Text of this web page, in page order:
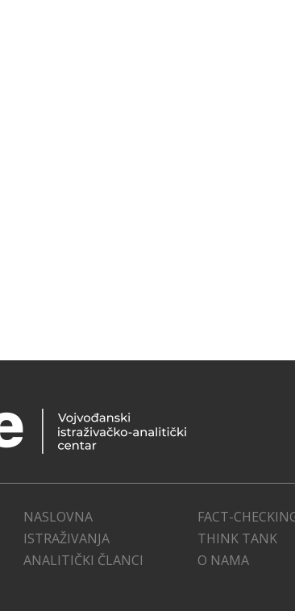
NASLOVNA
ISTRAŽIVANJA
ANALITIČKI ČLANCI
FACT-
THINK TANK
O NAMA